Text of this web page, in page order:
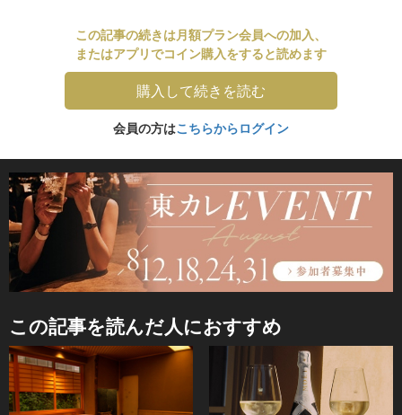
この記事の続きは月額プラン会員への加入、
またはアプリでコイン購入をすると読めます
購入して続きを読む
会員の方はこちらからログイン
この記事を読んだ人におすすめ